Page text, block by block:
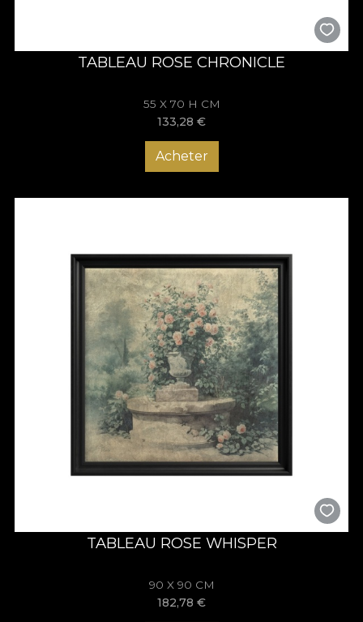
TABLEAU ROSE CHRONICLE
55 X 70 H CM
133,28 €
Acheter
TABLEAU ROSE WHISPER
90 X 90 CM
182,78 €